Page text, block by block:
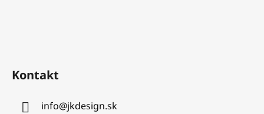
Kontakt
info@jkdesign.sk